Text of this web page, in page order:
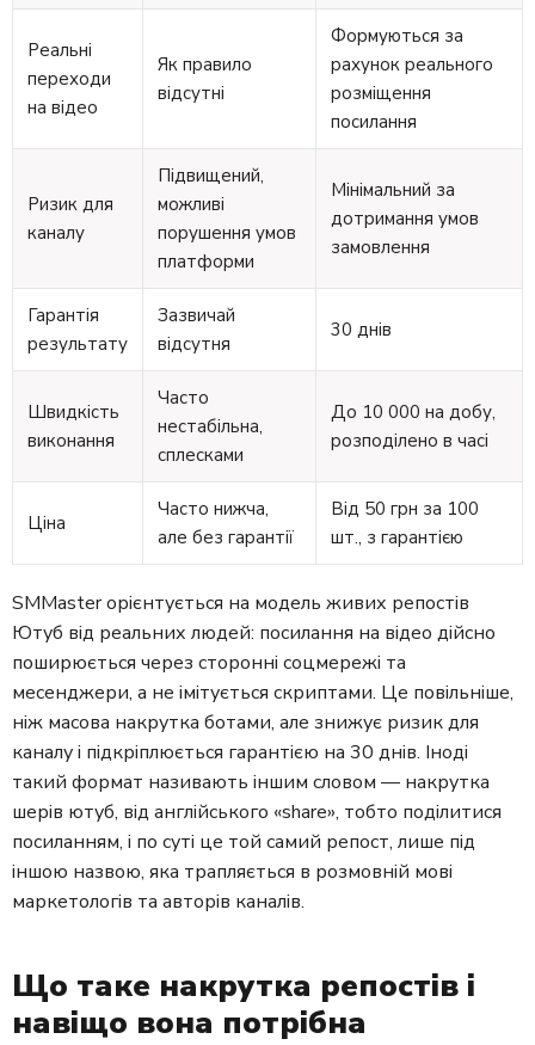
Реальні
переходи
на відео
Як правило
відсутні
Формуються за
рахунок реального
розміщення
посилання
Ризик для
каналу
Підвищений,
можливі
порушення умов
платформи
Мінімальний за
дотримання умов
замовлення
Гарантія
результату
Зазвичай
відсутня
30 днів
Швидкість
виконання
Часто
нестабільна,
сплесками
До 10 000 на добу,
розподілено в часі
Ціна
Часто нижча,
але без гарантії
Від 50 грн за 100
шт., з гарантією
SMMaster орієнтується на модель живих репостів
Ютуб від реальних людей: посилання на відео дійсно
поширюється через сторонні соцмережі та
месенджери, а не імітується скриптами. Це повільніше,
ніж масова накрутка ботами, але знижує ризик для
каналу і підкріплюється гарантією на 30 днів. Іноді
такий формат називають іншим словом — накрутка
шерів ютуб, від англійського «share», тобто поділитися
посиланням, і по суті це той самий репост, лише під
іншою назвою, яка трапляється в розмовній мові
маркетологів та авторів каналів.
Що таке накрутка репостів і
навіщо вона потрібна